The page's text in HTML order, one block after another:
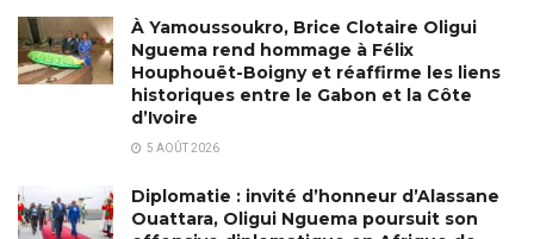
À Yamoussoukro, Brice Clotaire Oligui
Nguema rend hommage à Félix
Houphouët-Boigny et réaffirme les liens
historiques entre le Gabon et la Côte
d’Ivoire
5 AOÛT 2026
Diplomatie : invité d’honneur d’Alassane
Ouattara, Oligui Nguema poursuit son